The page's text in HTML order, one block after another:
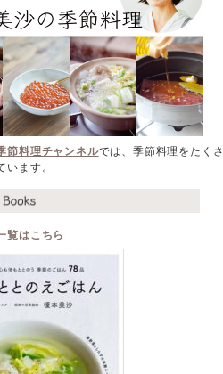
節料理チャンネルでは、季節料理をたくさ
います。
覧はこちら